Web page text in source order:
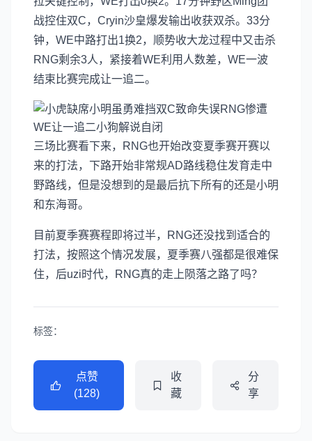
战控住双C，Cryin沙皇爆发输出收获双杀。33分
钟，WE中路打出1换2，顺势收大龙过程中又击杀
RNG剩余3人，紧接着WE利用人数差，WE一波
结束比赛完成让一追二。
三场比赛看下来，RNG也开始改变夏季赛开赛以
来的打法，下路开始非常规AD路线稳住发育走中
野路线，但是没想到的是最后抗下所有的还是小明
和东海哥。
目前夏季赛赛程即将过半，RNG还没找到适合的
打法，按照这个情况发展，夏季赛八强都是很难保
住，后uzi时代，RNG真的走上陨落之路了吗？
标签：
点赞
(128)
收
藏
分
享